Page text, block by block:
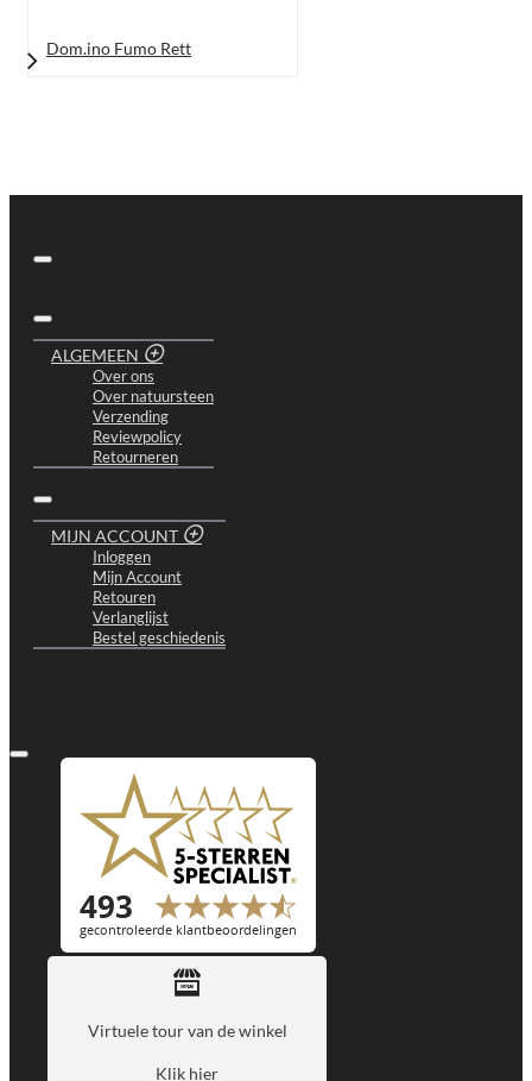
Dom.ino Fumo Rett
ALGEMEEN
Over ons
Over natuursteen
Verzending
Reviewpolicy
Retourneren
MIJN ACCOUNT
Inloggen
Mijn Account
Retouren
Verlanglijst
Bestel geschiedenis
Virtuele tour van de winkel
Klik hier